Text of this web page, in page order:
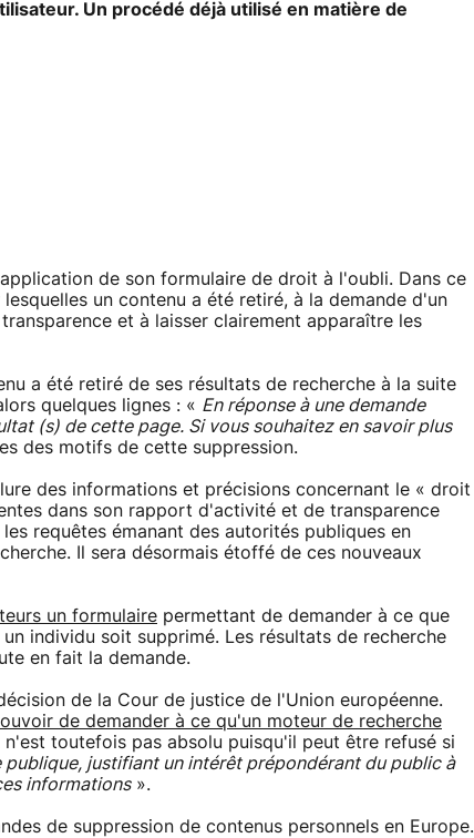
Un procédé déjà utilisé en matière de
de son formulaire de droit à l'oubli. Dans ce
un contenu a été retiré, à la demande d'un
et à laisser clairement apparaître les
a été retiré de ses résultats de recherche à la suite
quelques lignes : « En réponse à une demande
(s) de cette page. Si vous souhaitez en savoir plus
des motifs de cette suppression.
des informations et précisions concernant le « droit
dans son rapport d'activité et de transparence
requêtes émanant des autorités publiques en
Il sera désormais étoffé de ces nouveaux
un formulaire permettant de demander à ce que
individu soit supprimé. Les résultats de recherche
en fait la demande.
de la Cour de justice de l'Union européenne.
de demander à ce qu'un moteur de recherche
n'est toutefois pas absolu puisqu'il peut être refusé si
publique, justifiant un intérêt prépondérant du public à
informations».
de suppression de contenus personnels en Europe.